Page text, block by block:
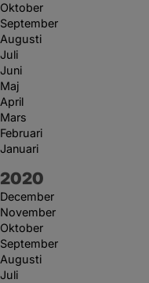
Oktober
September
Augusti
Juli
Juni
Maj
April
Mars
Februari
Januari
År:
2020
December
November
Oktober
September
Augusti
Juli